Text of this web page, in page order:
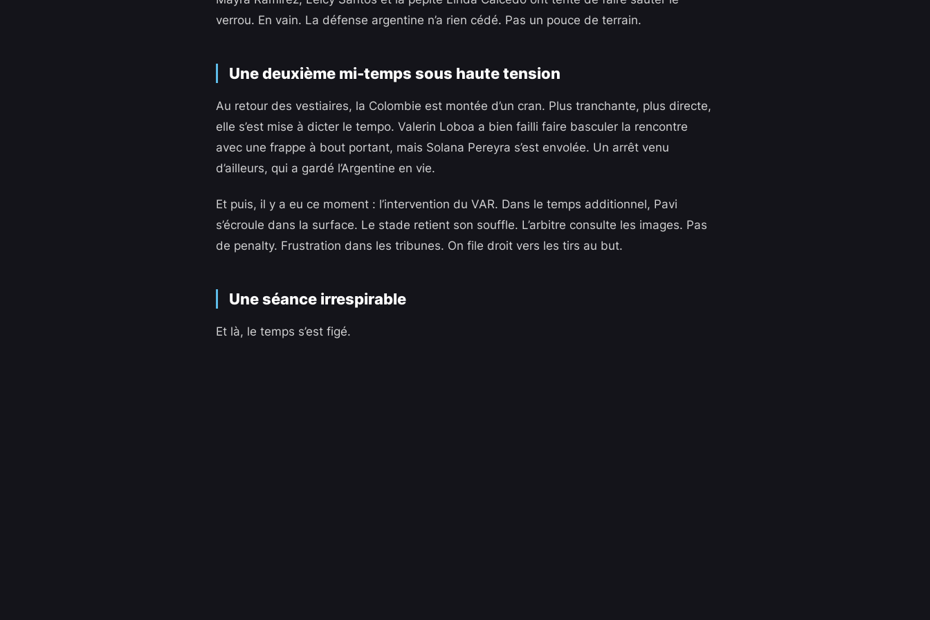
verrou. En vain. La défense argentine n’a rien cédé. Pas un pouce de terrain.
Une deuxième mi-temps sous haute tension
Au retour des vestiaires, la Colombie est montée d’un cran. Plus tranchante, plus directe,
elle s’est mise à dicter le tempo. Valerin Loboa a bien failli faire basculer la rencontre
avec une frappe à bout portant, mais Solana Pereyra s’est envolée. Un arrêt venu
d’ailleurs, qui a gardé l’Argentine en vie.
Et puis, il y a eu ce moment : l’intervention du VAR. Dans le temps additionnel, Pavi
s’écroule dans la surface. Le stade retient son souffle. L’arbitre consulte les images. Pas
de penalty. Frustration dans les tribunes. On file droit vers les tirs au but.
Une séance irrespirable
Et là, le temps s’est figé.